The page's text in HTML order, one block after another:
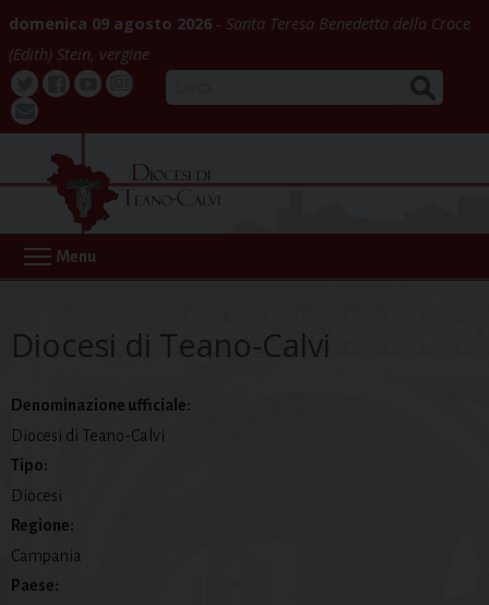
content
domenica 09 agosto 2026
Santa Teresa Benedetta della Croce
(Edith) Stein, vergine
Twitter
Buona
webmail
Menu
Diocesi di Teano-Calvi
Denominazione ufficiale:
Diocesi di Teano-Calvi
Tipo:
Diocesi
Regione:
Campania
Paese: